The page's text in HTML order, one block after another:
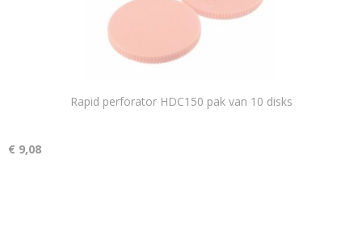
Rapid perforator HDC150 pak van 10 disks
€ 9,08